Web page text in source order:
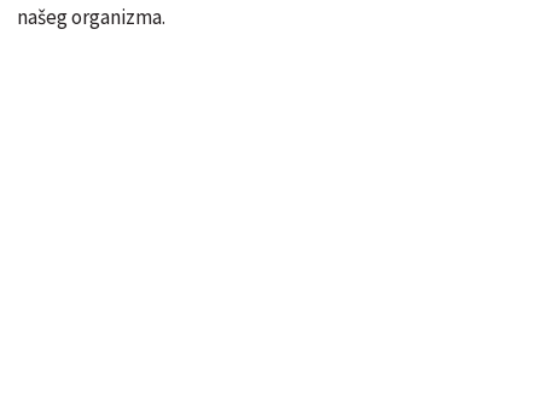
našeg organizma.